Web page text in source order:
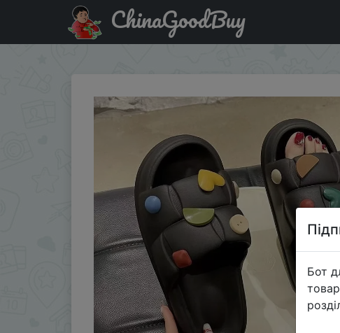
Акція на Ultra-soft Slip-resistant Odor-resistant Women
ChinaGoodBuy
Бот